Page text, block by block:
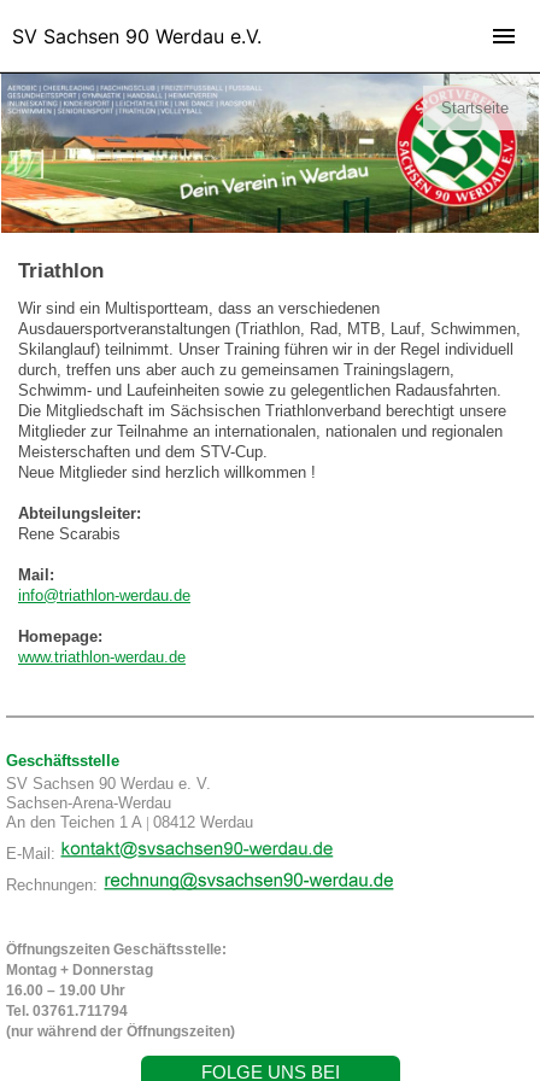
Startseite
Triathlon
Wir sind ein Multisportteam, dass an verschiedenen
Ausdauersportveranstaltungen (Triathlon, Rad, MTB, Lauf, Schwimmen,
Skilanglauf) teilnimmt. Unser Training führen wir in der Regel individuell
durch, treffen uns aber auch zu gemeinsamen Trainingslagern,
Schwimm- und Laufeinheiten sowie zu gelegentlichen Radausfahrten.
Die Mitgliedschaft im Sächsischen Triathlonverband berechtigt unsere
Mitglieder zur Teilnahme an internationalen, nationalen und regionalen
Meisterschaften und dem STV-Cup.
Neue Mitglieder sind herzlich willkommen !
Abteilungsleiter:
Rene Scarabis
Mail:
info@triathlon-werdau.de
Homepage:
www.triathlon-werdau.de
Geschäftsstelle
SV Sachsen 90 Werdau e. V.
Sachsen-Arena-Werdau
An den Teichen 1 A | 08412 Werdau
E-Mail:
Rechnungen:
Öffnungszeiten Geschäftsstelle:
Montag + Donnerstag
16.00 – 19.00 Uhr
Tel. 03761.711794
(nur während der Öffnungszeiten)
FOLGE UNS BEI
SV Sachsen 90 Werdau e.V.